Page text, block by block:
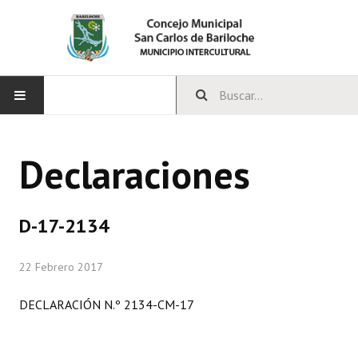
CONCEJO
Comisiones Especiales
Declaraciones
D-17-2134
22 Febrero 2017
DECLARACIÓN N.º 2134-CM-17